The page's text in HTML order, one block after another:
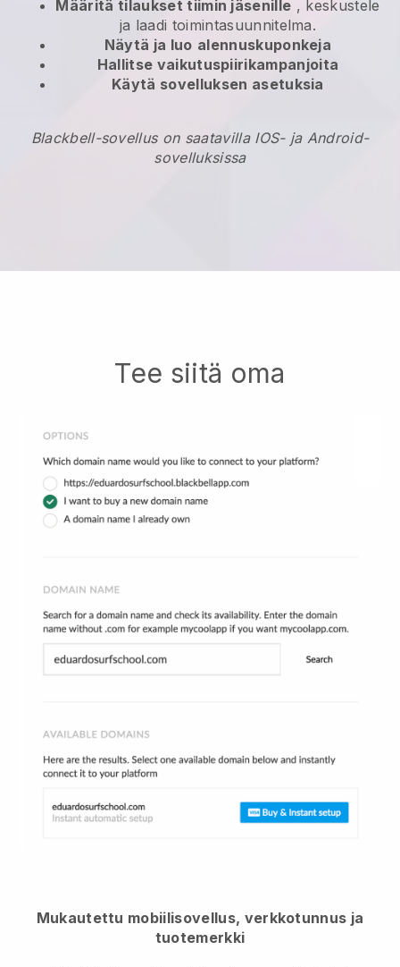
Määritä tilaukset tiimin jäsenille , keskustele
ja laadi toimintasuunnitelma.
Näytä ja luo alennuskuponkeja
Hallitse vaikutuspiirikampanjoita
Käytä sovelluksen asetuksia
Blackbell-sovellus on saatavilla IOS- ja Android-
sovelluksissa
Tee siitä oma
Mukautettu mobiilisovellus, verkkotunnus ja
tuotemerkki